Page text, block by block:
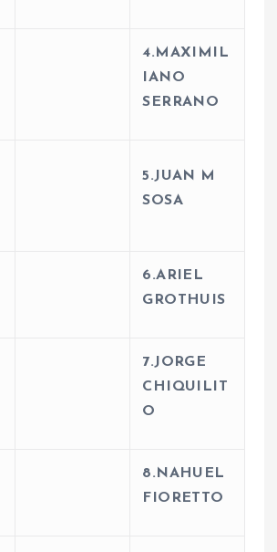
4.MAXIMIL
IANO
SERRANO
5.JUAN M
SOSA
6.ARIEL
GROTHUIS
7.JORGE
CHIQUILIT
O
8.NAHUEL
FIORETTO